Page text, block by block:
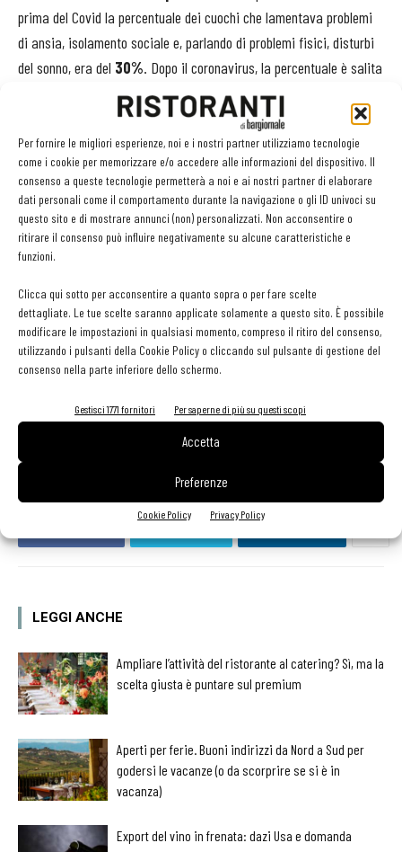
Per fornire le migliori esperienze, noi e i nostri partner utilizziamo tecnologie
come i cookie per memorizzare e/o accedere alle informazioni del dispositivo. Il
consenso a queste tecnologie permetterà a noi e ai nostri partner di elaborare
dati personali come il comportamento durante la navigazione o gli ID univoci su
questo sito e di mostrare annunci (non) personalizzati. Non acconsentire o
ritirare il consenso può influire negativamente su alcune caratteristiche e
funzioni.
Clicca qui sotto per acconsentire a quanto sopra o per fare scelte
dettagliate. Le tue scelte saranno applicate solamente a questo sito. È possibile
modificare le impostazioni in qualsiasi momento, compreso il ritiro del consenso,
utilizzando i pulsanti della Cookie Policy o cliccando sul pulsante di gestione del
consenso nella parte inferiore dello schermo.
Gestisci 1771 fornitori Per saperne di più su questi scopi
Accetta
Preferenze
Cookie Policy Privacy Policy
prima del Covid la percentuale dei cuochi che lamentava problemi
di ansia, isolamento sociale e, parlando di problemi fisici, disturbi
del sonno, era del 30%. Dopo il coronavirus, la percentuale è salita
In un panorama così buio, un raggio di luce. Sempre secondo questo
studio, fra tanti disastri, la pandemia sta lasciando qualche
traccia positiva nella categoria. Per esempio, sono migliorate le
relazioni sociali, è aumentata la solidarietà tra colleghi, la
creatività imprenditoriale e la spinta a mettere in atto buone
pratiche di lavoro, con uno ridimensionamento dello stacanovismo
e la tendenza a dedicare più tempo dedicato alla famiglia e allo
svago.
Le conclusioni del progetto saranno raccolte in un
LEGGI ANCHE
Ampliare l’attività del ristorante al catering? Sì, ma la
scelta giusta è puntare sul premium
Aperti per ferie. Buoni indirizzi da Nord a Sud per
godersi le vacanze (o da scorprire se si è in
vacanza)
Export del vino in frenata: dazi Usa e domanda